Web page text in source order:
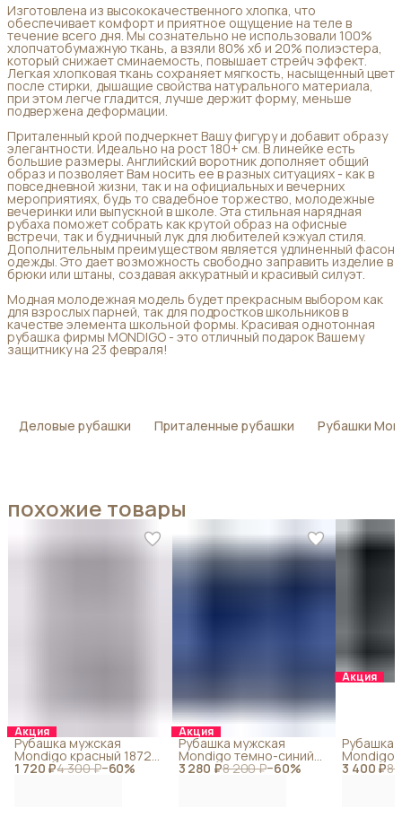
Изготовлена из высококачественного хлопка, что
обеспечивает комфорт и приятное ощущение на теле в
течение всего дня. Мы сознательно не использовали 100%
хлопчатобумажную ткань, а взяли 80% хб и 20% полиэстера,
который снижает сминаемость, повышает стрейч эффект.
Легкая хлопковая ткань сохраняет мягкость, насыщенный цвет
после стирки, дышащие свойства натурального материала,
при этом легче гладится, лучше держит форму, меньше
подвержена деформации.
Приталенный крой подчеркнет Вашу фигуру и добавит образу
элегантности. Идеально на рост 180+ см. В линейке есть
большие размеры. Английский воротник дополняет общий
образ и позволяет Вам носить ее в разных ситуациях - как в
повседневной жизни, так и на официальных и вечерних
мероприятиях, будь то свадебное торжество, молодежные
вечеринки или выпускной в школе. Эта стильная нарядная
рубаха поможет собрать как крутой образ на офисные
встречи, так и будничный лук для любителей кэжуал стиля.
Дополнительным преимуществом является удлиненный фасон
одежды. Это дает возможность свободно заправить изделие в
брюки или штаны, создавая аккуратный и красивый силуэт.
Модная молодежная модель будет прекрасным выбором как
для взрослых парней, так для подростков школьников в
качестве элемента школьной формы. Красивая однотонная
рубашка фирмы MONDIGO - это отличный подарок Вашему
защитнику на 23 февраля!
Деловые рубашки Приталенные рубашки Рубашки
похожие товары
Акция
1 720 ₽4 300 ₽−60%
Рубашка мужская
Mondigo красный 18728-
43
Акция
3 280 ₽8 200 ₽−60%
Рубашка мужская
Mondigo темно-синий
18827-22
Акция
3 400 ₽8
Рубашка
Mondigo
14